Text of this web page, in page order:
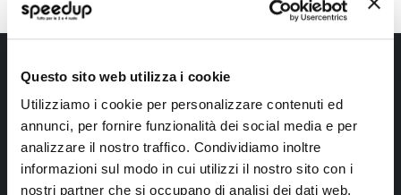
Questo sito web utilizza i cookie
Utilizziamo i cookie per personalizzare contenuti ed
annunci, per fornire funzionalità dei social media e per
analizzare il nostro traffico. Condividiamo inoltre
informazioni sul modo in cui utilizzi il nostro sito con i
nostri partner che si occupano di analisi dei dati web,
Iscriviti alla newsletter Speedup
Ricevi subito uno sconto del 10% per il tuo primo acquisto online!